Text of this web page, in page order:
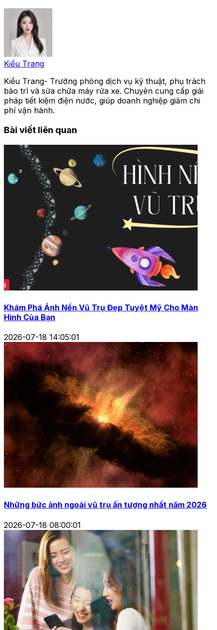
Kiều Trang
Kiều Trang- Trưởng phòng dịch vụ kỹ thuật, phụ trách
bảo trì và sửa chữa máy rửa xe. Chuyên cung cấp giải
pháp tiết kiệm điện nước, giúp doanh nghiệp giảm chi
phí vận hành.
Bài viết liên quan
Khám Phá Ảnh Nền Vũ Trụ Đẹp Tuyệt Mỹ Cho Màn
Hình Của Bạn
2026-07-18 14:05:01
Những bức ảnh ngoài vũ trụ ấn tượng nhất năm 2026
2026-07-18 08:00:01